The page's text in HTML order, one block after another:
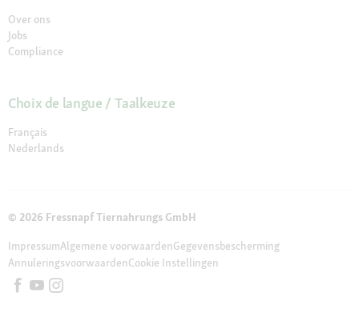
Over ons
Jobs
Compliance
Choix de langue / Taalkeuze
Français
Nederlands
© 2026 Fressnapf Tiernahrungs GmbH
ImpressumAlgemene voorwaardenGegevensbescherming
AnnuleringsvoorwaardenCookie Instellingen